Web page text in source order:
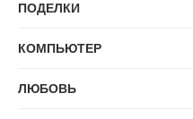
ПОДЕЛКИ
КОМПЬЮТЕР
ЛЮБОВЬ